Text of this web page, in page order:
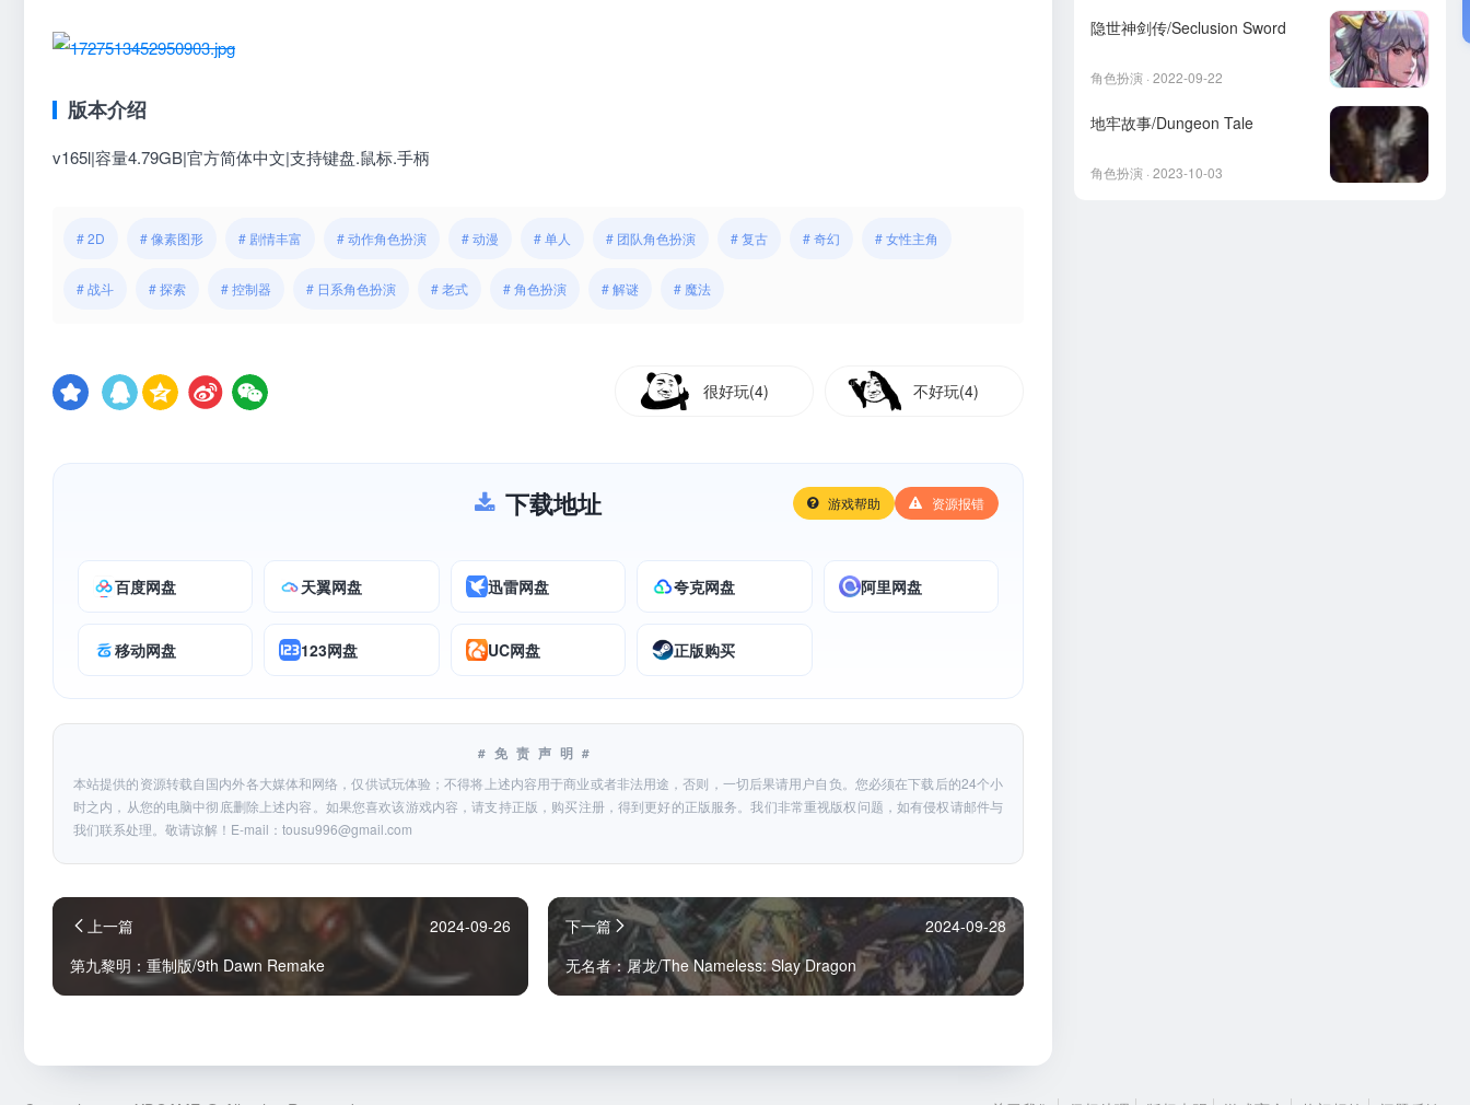
版本介绍
v165l|容量4.79GB|官方简体中文|支持键盘.鼠标.手柄
# 2D # 像素图形 # 剧情丰富 # 动作角色扮演 # 动漫 # 单人 # 团队角色扮演 # 复古 # 奇幻 # 女性主角
# 战斗 # 探索 # 控制器 # 日系角色扮演 # 老式 # 角色扮演 # 解谜 # 魔法
很好玩(4) 不好玩(4)
下载地址 游戏帮助 资源报错
百度网盘 天翼网盘 迅雷网盘 夸克网盘 阿里网盘
移动网盘 123网盘 UC网盘 正版购买
#免责声明#
本站提供的资源转载自国内外各大媒体和网络，仅供试玩体验；不得将上述内容用于商业或者非法用途，否则，一切后果请用户自负。您必须在下载后的24个小
时之内，从您的电脑中彻底删除上述内容。如果您喜欢该游戏内容，请支持正版，购买注册，得到更好的正版服务。我们非常重视版权问题，如有侵权请邮件与
我们联系处理。敬请谅解！E-mail： tousu996@gmail.com
上一篇
2024-09-26
第九黎明：重制版/9th Dawn Remake
下一篇
2024-09-28
无名者：屠龙/The Nameless: Slay Dragon
隐世神剑传/Seclusion Sword
角色扮演 · 2022-09-22
地牢故事/Dungeon Tale
角色扮演 · 2023-10-03